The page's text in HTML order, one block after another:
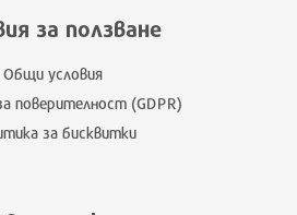
за ползване
Общи условия
поверителност (GDPR)
за бисквитки